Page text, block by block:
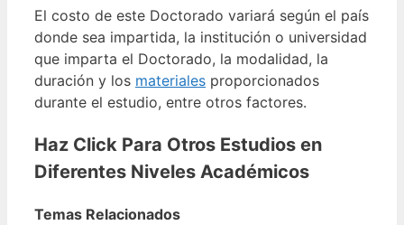
El costo de este Doctorado variará según el país
donde sea impartida, la institución o universidad
que imparta el Doctorado, la modalidad, la
duración y los materiales proporcionados
durante el estudio, entre otros factores.
Haz Click Para Otros Estudios en
Diferentes Niveles Académicos
Temas Relacionados